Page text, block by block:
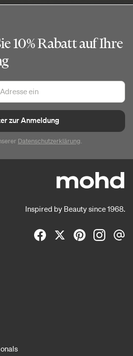
10% Rabatt auf Ihre
zur Anmeldung
Datenschutzerklärung.
Inspired by Beauty since 1968.